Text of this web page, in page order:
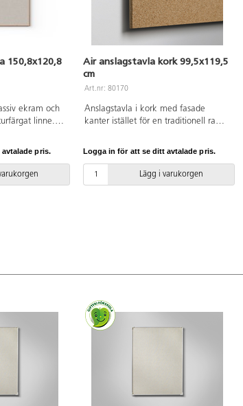
150,8x120,8
ekram och
linne.
med
pris.
Air anslagstavla kork 99,5x119,5
cm
Art.nr: 80170
Anslagstavla i kork med fasade
kanter istället för en traditionell ram,
vilket hjälper till att hålla den snygg
längre. Finns även i Bulletin Board-
Logga in för att se ditt avtalade pris.
Lägg i varukorgen